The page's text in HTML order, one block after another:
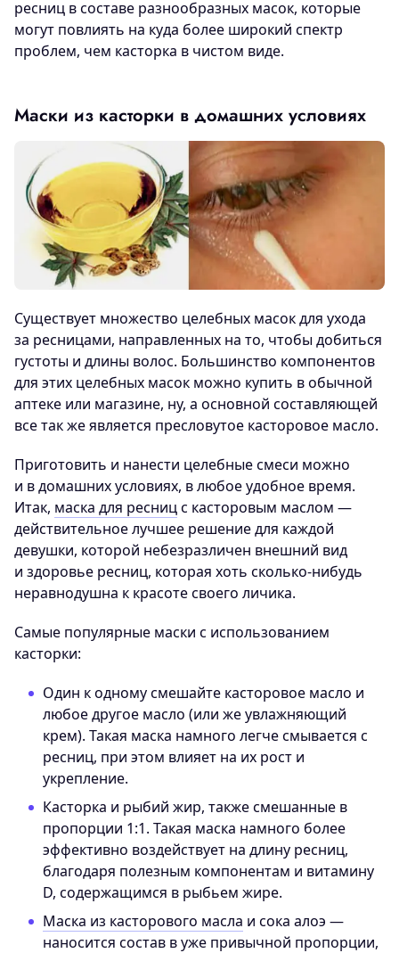
ресниц в составе разнообразных масок, которые
могут повлиять на куда более широкий спектр
проблем, чем касторка в чистом виде.
Маски из касторки в домашних условиях
Существует множество целебных масок для ухода
за ресницами, направленных на то, чтобы добиться
густоты и длины волос. Большинство компонентов
для этих целебных масок можно купить в обычной
аптеке или магазине, ну, а основной составляющей
все так же является пресловутое касторовое масло.
Приготовить и нанести целебные смеси можно
и в домашних условиях, в любое удобное время.
Итак, маска для ресницс касторовым маслом —
действительное лучшее решение для каждой
девушки, которой небезразличен внешний вид
и здоровье ресниц, которая хоть сколько-нибудь
неравнодушна к красоте своего личика.
Самые популярные маски с использованием
касторки:
Один к одному смешайте касторовое масло и
любое другое масло (или же увлажняющий
крем). Такая маска намного легче смывается с
ресниц, при этом влияет на их рост и
укрепление.
Касторка и рыбий жир, также смешанные в
пропорции 1:1. Такая маска намного более
эффективно воздействует на длину ресниц,
благодаря полезным компонентам и витамину
D, содержащимся в рыбьем жире.
Маска из касторового масла и сока алоэ —
наносится состав в уже привычной пропорции,